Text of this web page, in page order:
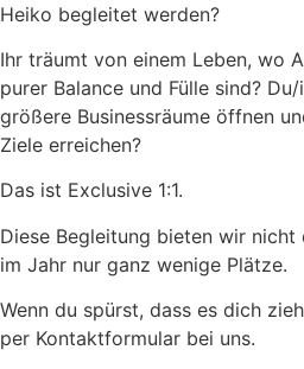
Heiko begleitet werden?
Ihr träumt von einem Leben, wo
purer Balance und Fülle sind?
größere Businessräume öffnen
Ziele erreichen?
Das ist Exclusive 1:1.
Diese Begleitung bieten wir
im Jahr nur ganz wenige Plätze.
Wenn du spürst, dass es dich
per Kontaktformular bei uns.